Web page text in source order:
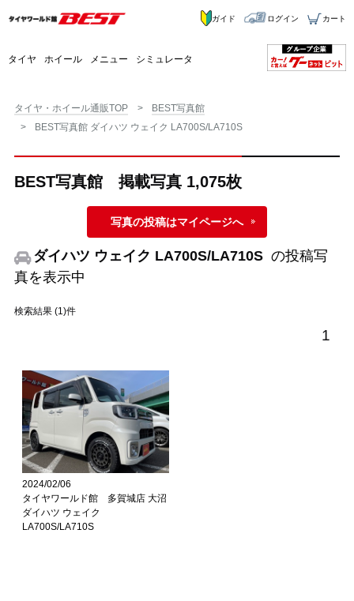
タイヤ ホイール メニュー シミュレータ
ガイド ログイン カート
タイヤ・ホイール通販TOP
BEST写真館
BEST写真館 ダイハツ ウェイク LA700S/LA710S
BEST写真館 掲載写真 1,075枚
写真の投稿はマイページへ
ダイハツ ウェイク LA700S/LA710S の投稿写
真を表示中
検索結果 (1)件
1
2024/02/06
タイヤワールド館 多賀城店 大沼
ダイハツ ウェイク
LA700S/LA710S